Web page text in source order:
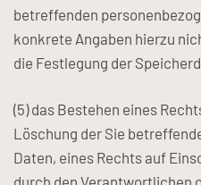
betreffenden
konkrete Angaben hierzu
die Festlegung der
(5) das Bestehen eines
Löschung der Sie
Daten, eines Rechts auf
durch den Verantwortlichen